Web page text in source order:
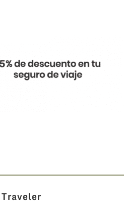
Traveler